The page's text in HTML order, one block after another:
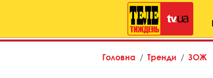
Головна Тренди ЗОЖ